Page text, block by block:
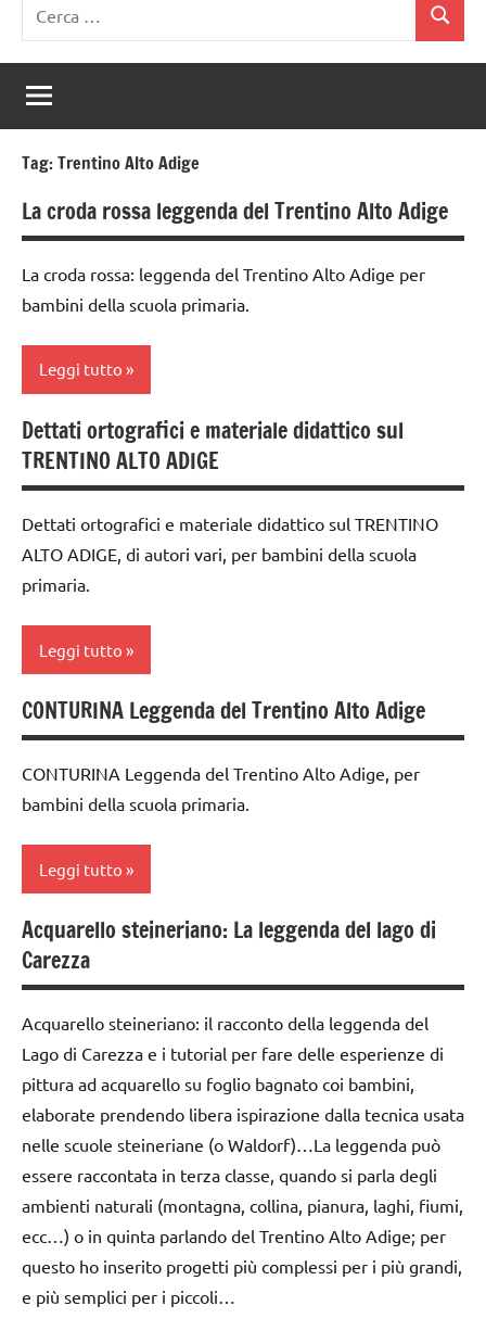
per:
Cerca
Tag:Trentino Alto Adige
La croda rossa leggenda del Trentino Alto Adige
La croda rossa: leggenda del Trentino Alto Adige per
bambini della scuola primaria.
Leggi tutto
classi
1a-5a
racconti
TUTTI GLI
ARGOMENTI
PER ETA'
Dettati ortografici e materiale didattico sul
TRENTINO ALTO ADIGE
Dettati ortografici e materiale didattico sul TRENTINO
ALTO ADIGE, di autori vari, per bambini della scuola
primaria.
Leggi tutto
classe
3a
classe
4a
classe
5a
6
anni
geografia
dettati
GEOGRAFIA
Italia
LINGUAGGIO
TUTTI GLI
ARGOMENTI
CONTURINA Leggenda del Trentino Alto Adige
CONTURINA Leggenda del Trentino Alto Adige, per
bambini della scuola primaria.
Leggi tutto
classe
4a
5a
dai
6
anni
Italia
LINGUAGGIO
Acquarello steineriano: La leggenda del lago di
Carezza
Acquarello steineriano: il racconto della leggenda del
Lago di Carezza e i tutorial per fare delle esperienze di
pittura ad acquarello su foglio bagnato coi bambini,
elaborate prendendo libera ispirazione dalla tecnica usata
nelle scuole steineriane (o Waldorf)…La leggenda può
essere raccontata in terza classe, quando si parla degli
ambienti naturali (montagna, collina, pianura, laghi, fiumi,
ecc…) o in quinta parlando del Trentino Alto Adige; per
questo ho inserito progetti più complessi per i più grandi,
e più semplici per i piccoli…